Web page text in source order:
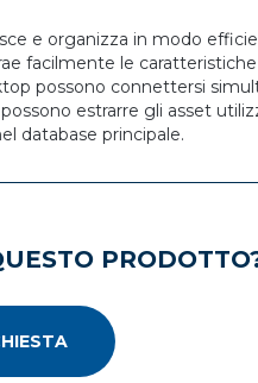
e organizza in modo
facilmente le
possono connettersi
estrarre gli asset
database principale.